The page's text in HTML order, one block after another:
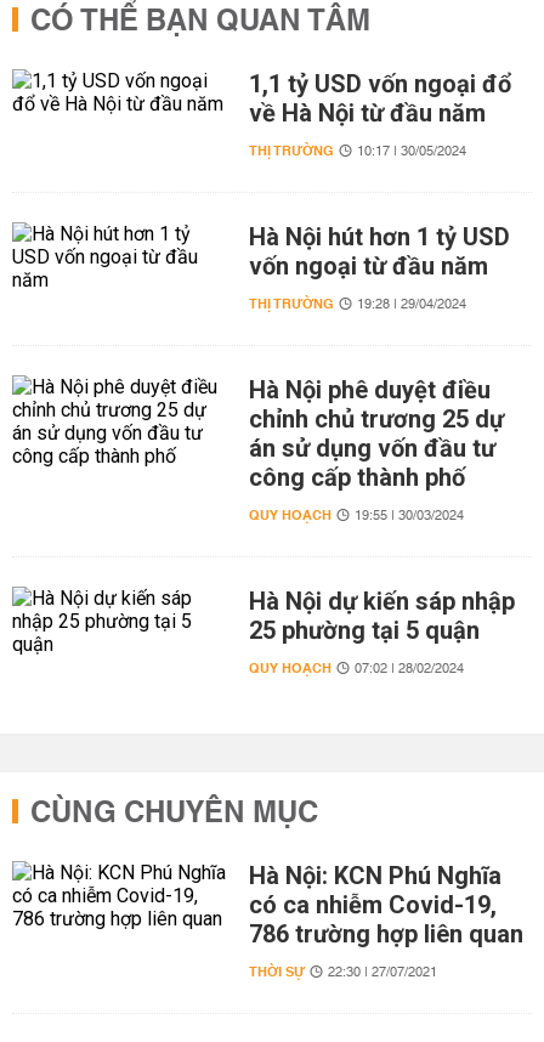
CÓ THỂ BẠN QUAN TÂM
1,1 tỷ USD vốn ngoại đổ
về Hà Nội từ đầu năm
THỊ TRƯỜNG 10:17 | 30/05/2024
Hà Nội hút hơn 1 tỷ USD
vốn ngoại từ đầu năm
THỊ TRƯỜNG 19:28 | 29/04/2024
Hà Nội phê duyệt điều
chỉnh chủ trương 25 dự
án sử dụng vốn đầu tư
công cấp thành phố
QUY HOẠCH 19:55 | 30/03/2024
Hà Nội dự kiến sáp nhập
25 phường tại 5 quận
QUY HOẠCH 07:02 | 28/02/2024
CÙNG CHUYÊN MỤC
Hà Nội: KCN Phú Nghĩa
có ca nhiễm Covid-19,
786 trường hợp liên quan
THỜI SỰ 22:30 | 27/07/2021